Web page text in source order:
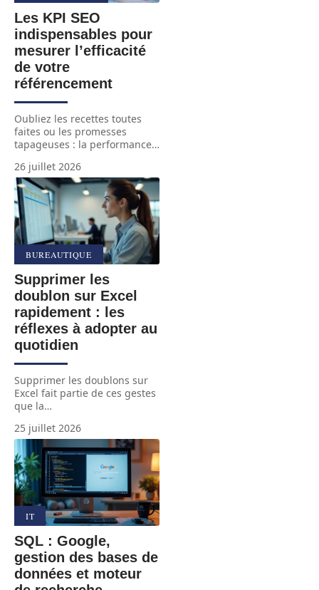
Les KPI SEO
indispensables pour
mesurer l’efficacité
de votre
référencement
Oubliez les recettes toutes
faites ou les promesses
tapageuses : la performance…
26 juillet 2026
BUREAUTIQUE
Supprimer les
doublon sur Excel
rapidement : les
réflexes à adopter au
quotidien
Supprimer les doublons sur
Excel fait partie de ces gestes
que la…
25 juillet 2026
IT
SQL : Google,
gestion des bases de
données et moteur